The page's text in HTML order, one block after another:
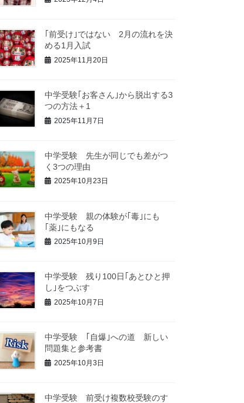
｢前受け｣ではない 2月の流れを決
める1月入試
2025年11月20日
中学受験｢お客さん｣から脱出する3
つの方法＋1
2025年11月7日
中学受験 先生が同じでも差がつ
く3つの理由
2025年10月23日
中学受験 親の体験が｢毒｣にも
｢薬｣にもなる
2025年10月9日
中学受験 残り100日｢あとひと押
し｣をつぶす
2025年10月7日
中学受験 ｢自爆｣への道 新しい
問題集と参考書
2025年10月3日
中学受験 前受け複数校受験のす